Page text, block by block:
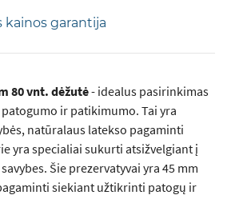
kainos garantija
80 vnt. dėžutė- idealus pasirinkimas
ir patikimumo. Tai yra
natūralaus latekso pagaminti
yra specialiai sukurti atsižvelgiant į
Šie prezervatyvai yra 45 mm
siekiant užtikrinti patogų ir